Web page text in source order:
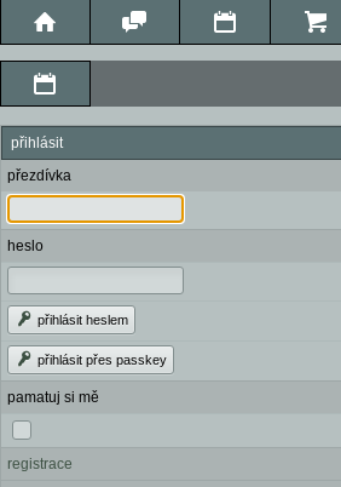
přihlásit
přezdívka
heslo
přihlásit heslem
přihlásit přes passkey
pamatuj si mě
registrace